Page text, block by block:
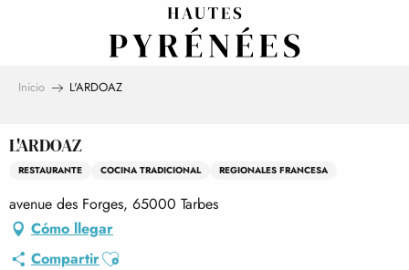
Inicio L'ARDOAZ
L'ARDOAZ
RESTAURANTE COCINA TRADICIONAL REGIONALES FRANCESA
avenue des Forges, 65000 Tarbes
Cómo llegar
CompartirAjouter aux favoris